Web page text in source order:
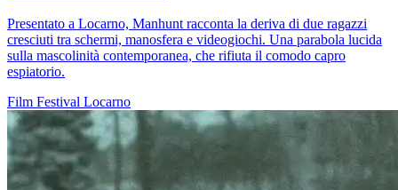
Presentato a Locarno, Manhunt racconta la deriva di due ragazzi
cresciuti tra schermi, manosfera e videogiochi. Una parabola lucida
sulla mascolinità contemporanea, che rifiuta il comodo capro
espiatorio.
Film Festival Locarno